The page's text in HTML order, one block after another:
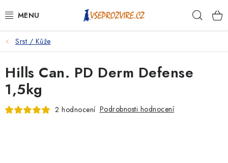
na
PSI
KOČKY
KONĚ
Srst / Kůže
Hills Can. PD Derm Defense
1,5kg
2 hodnocení Podrobnosti hodnocení